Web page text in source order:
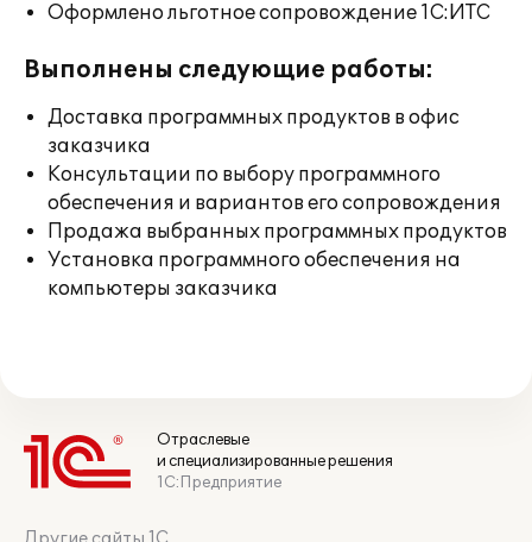
Оформлено льготное сопровождение 1С:ИТС
Выполнены следующие работы:
Доставка программных продуктов в офис
заказчика
Консультации по выбору программного
обеспечения и вариантов его сопровождения
Продажа выбранных программных продуктов
Установка программного обеспечения на
компьютеры заказчика
Отраслевые
и специализированные решения
1С:Предприятие